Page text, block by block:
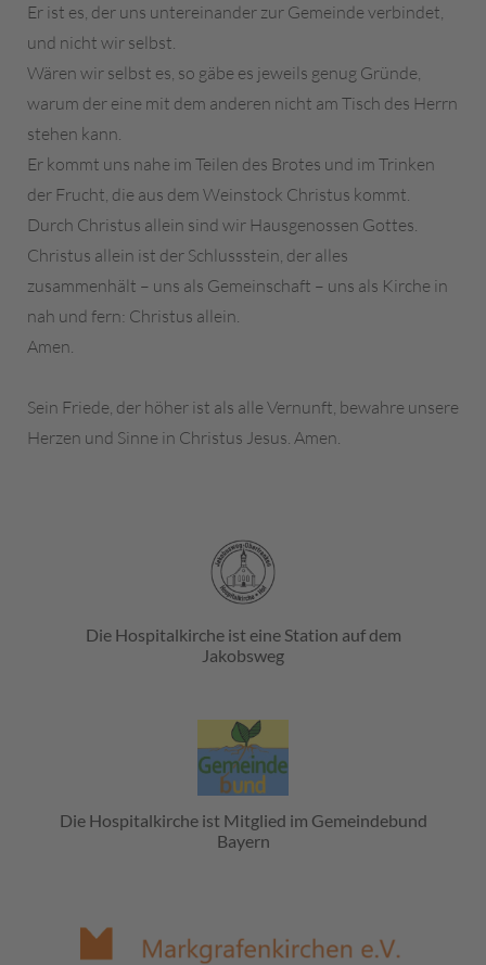
Er ist es, der uns untereinander zur Gemeinde verbindet,
und nicht wir selbst.
Wären wir selbst es, so gäbe es jeweils genug Gründe,
warum der eine mit dem anderen nicht am Tisch des Herrn
stehen kann.
Er kommt uns nahe im Teilen des Brotes und im Trinken
der Frucht, die aus dem Weinstock Christus kommt.
Durch Christus allein sind wir Hausgenossen Gottes.
Christus allein ist der Schlussstein, der alles
zusammenhält – uns als Gemeinschaft – uns als Kirche in
nah und fern: Christus allein.
Amen.
Sein Friede, der höher ist als alle Vernunft, bewahre unsere
Herzen und Sinne in Christus Jesus. Amen.
Die Hospitalkirche ist eine Station auf dem
Jakobsweg
Die Hospitalkirche ist Mitglied im Gemeindebund
Bayern